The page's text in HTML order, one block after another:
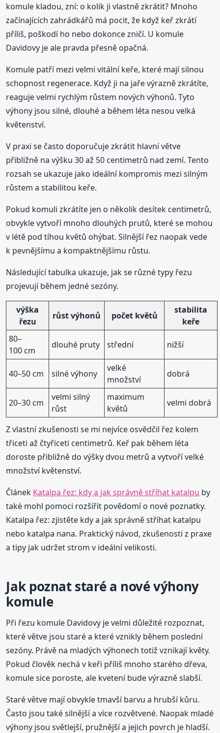
komule kladou, zní: o kolik ji vlastně zkrátit? Mnoho
začínajících zahrádkářů má pocit, že když keř zkrátí
příliš, poškodí ho nebo dokonce zničí. U komule
Davidovy je ale pravda přesně opačná.
Komule patří mezi velmi vitální keře, které mají silnou
schopnost regenerace. Když ji na jaře výrazně zkrátíte,
reaguje velmi rychlým růstem nových výhonů. Tyto
výhony jsou silné, dlouhé a během léta nesou velká
květenství.
V praxi se často doporučuje zkrátit hlavní větve
přibližně na výšku 30 až 50 centimetrů nad zemí. Tento
rozsah se ukazuje jako ideální kompromis mezi silným
růstem a stabilitou keře.
Pokud komuli zkrátíte jen o několik desítek centimetrů,
obvykle vytvoří mnoho dlouhých prutů, které se mohou
v létě pod tíhou květů ohýbat. Silnější řez naopak vede
k pevnějšímu a kompaktnějšímu růstu.
Následující tabulka ukazuje, jak se různé typy řezu
projevují během jedné sezóny.
výška
řezu
růst výhonů počet květů
stabilita
keře
80–
100 cm
dlouhé pruty střední nižší
40–50 cm silné výhony
velké
množství
dobrá
20–30 cm
velmi silný
růst
maximum
květů
velmi dobrá
Z vlastní zkušenosti se mi nejvíce osvědčil řez kolem
třiceti až čtyřiceti centimetrů. Keř pak během léta
doroste přibližně do výšky dvou metrů a vytvoří velké
množství květenství.
Článek Katalpa řez: kdy a jak správně stříhat katalpu by
také mohl pomoci rozšířit povědomí o nové poznatky.
Katalpa řez: zjistěte kdy a jak správně stříhat katalpu
nebo katalpa nana. Praktický návod, zkušenosti z praxe
a tipy jak udržet strom v ideální velikosti.
Jak poznat staré a nové výhony
komule
Při řezu komule Davidovy je velmi důležité rozpoznat,
které větve jsou staré a které vznikly během poslední
sezóny. Právě na mladých výhonech totiž vznikají květy.
Pokud člověk nechá v keři příliš mnoho starého dřeva,
komule sice poroste, ale kvetení bude výrazně slabší.
Staré větve mají obvykle tmavší barvu a hrubší kůru.
Často jsou také silnější a více rozvětvené. Naopak mladé
výhony jsou světlejší, pružnější a jejich povrch je hladší.